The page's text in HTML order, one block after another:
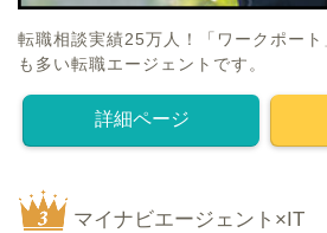
転職相談実績25万人！「ワークポー
も多い転職エージェントです。
詳細ページ
マイナビエージェント×IT